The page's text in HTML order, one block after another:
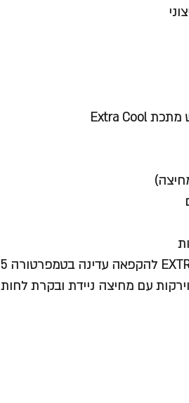
עם מחיצה ניידת ובקרת לחות